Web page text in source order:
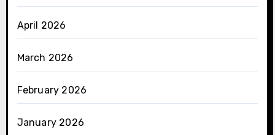
April 2026
March 2026
February 2026
January 2026